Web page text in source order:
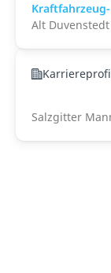
Alt Duvenstedt
Salzgitter